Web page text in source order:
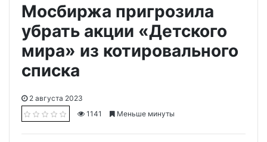
Мосбиржа пригрозила
убрать акции «Детского
мира» из котировального
списка
2 августа 2023
1141
Меньше минуты